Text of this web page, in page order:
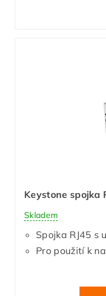
Keystone spojka
Skladem
Spojka RJ45 s
Pro použití k